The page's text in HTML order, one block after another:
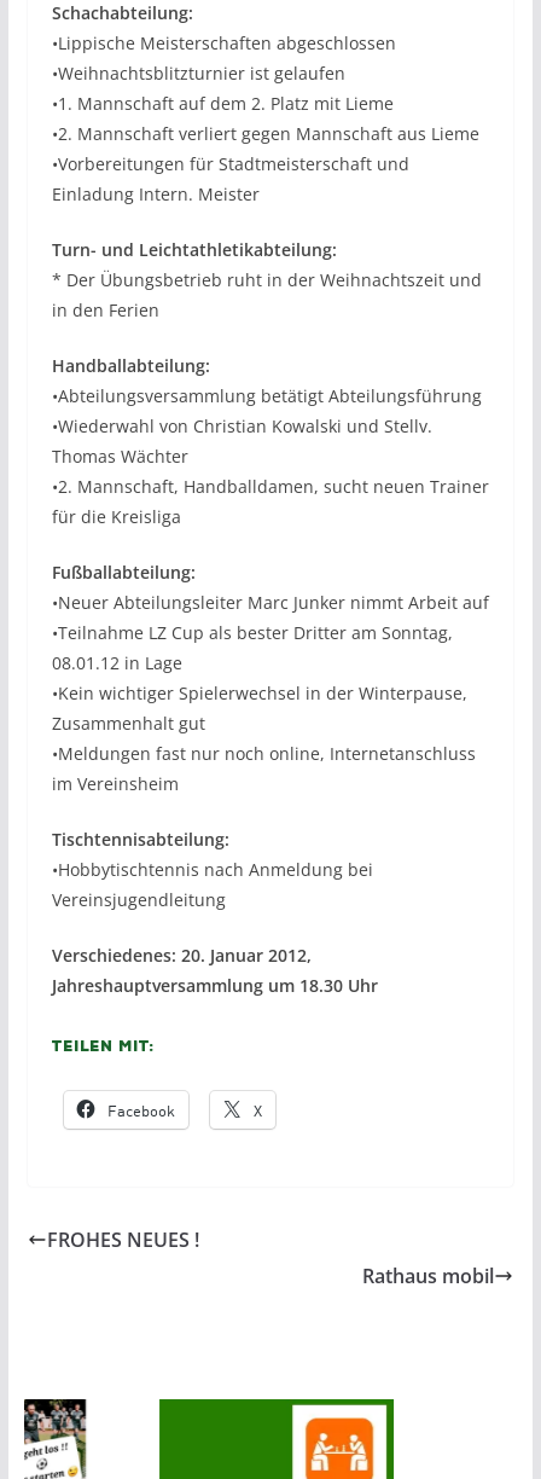
Schachabteilung:
•Lippische Meisterschaften abgeschlossen
•Weihnachtsblitzturnier ist gelaufen
•1. Mannschaft auf dem 2. Platz mit Lieme
•2. Mannschaft verliert gegen Mannschaft aus Lieme
•Vorbereitungen für Stadtmeisterschaft und
Einladung Intern. Meister
Turn- und Leichtathletikabteilung:
* Der Übungsbetrieb ruht in der Weihnachtszeit und
in den Ferien
Handballabteilung:
•Abteilungsversammlung betätigt Abteilungsführung
•Wiederwahl von Christian Kowalski und Stellv.
Thomas Wächter
•2. Mannschaft, Handballdamen, sucht neuen Trainer
für die Kreisliga
Fußballabteilung:
•Neuer Abteilungsleiter Marc Junker nimmt Arbeit auf
•Teilnahme LZ Cup als bester Dritter am Sonntag,
08.01.12 in Lage
•Kein wichtiger Spielerwechsel in der Winterpause,
Zusammenhalt gut
•Meldungen fast nur noch online, Internetanschluss
im Vereinsheim
Tischtennisabteilung:
•Hobbytischtennis nach Anmeldung bei
Vereinsjugendleitung
Verschiedenes: 20. Januar 2012,
Jahreshauptversammlung um 18.30 Uhr
Teilen mit:
Facebook X
FROHES NEUES !
Rathaus mobil